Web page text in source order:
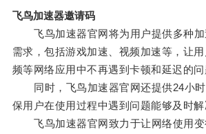
飞鸟加速器邀请码
飞鸟加速器官网将为用户提供多种加
需求，包括游戏加速、视频加速等，让
频等网络应用中不再遇到卡顿和延迟的问
同时，飞鸟加速器官网还提供24小时
保用户在使用过程中遇到问题能够及时解
飞鸟加速器官网致力于让网络使用变